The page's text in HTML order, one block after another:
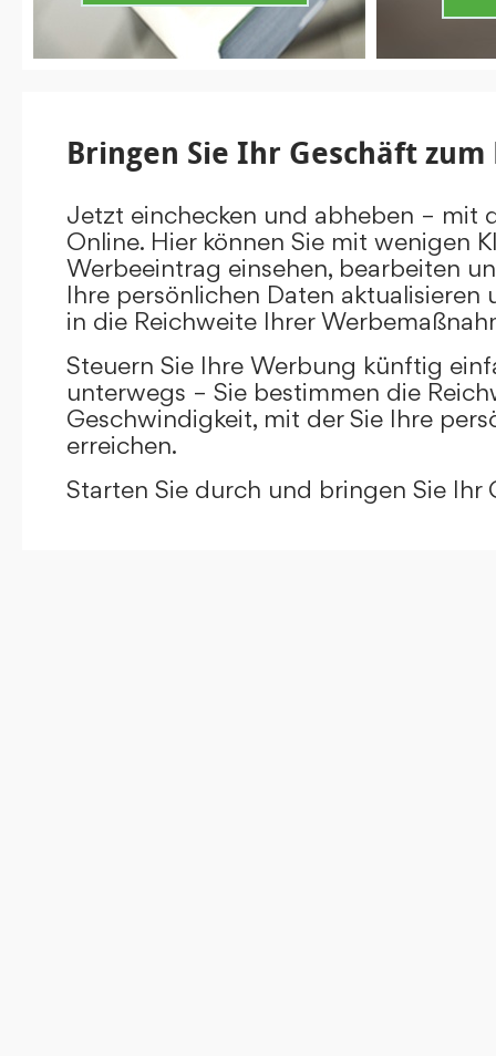
Bringen Sie Ihr Geschäft zum
Jetzt einchecken und abheben – mit
Online. Hier können Sie mit wenigen
Werbeeintrag einsehen, bearbeiten
Ihre persönlichen Daten aktualisieren
in die Reichweite Ihrer
Steuern Sie Ihre Werbung künftig
unterwegs – Sie bestimmen die
Geschwindigkeit, mit der Sie Ihre
erreichen.
Starten Sie durch und bringen Sie Ihr